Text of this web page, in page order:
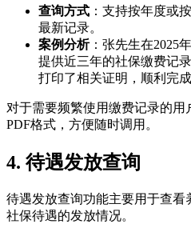
查询方式 ：支持按年度或
最新记录。
案例分析：张先生在2025
提供近三年的社保缴费记
打印了相关证明，顺利完
对于需要频繁使用缴费记录的
PDF格式，方便随时调用。
4. 待遇发放查询
待遇发放查询功能主要用于查
社保待遇的发放情况。